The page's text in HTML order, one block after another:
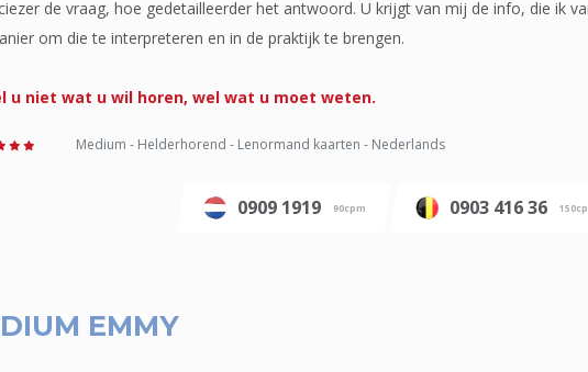
de vraag, hoe gedetailleerder het antwoord. U krijgt van mij de info, die ik
om die te interpreteren en in de praktijk te brengen.
u niet wat u wil horen, wel wat u moet weten.
Medium - Helderhorend - Lenormand kaarten - Nederlands
0909 1919 90cpm 0903 416 36
EMMY